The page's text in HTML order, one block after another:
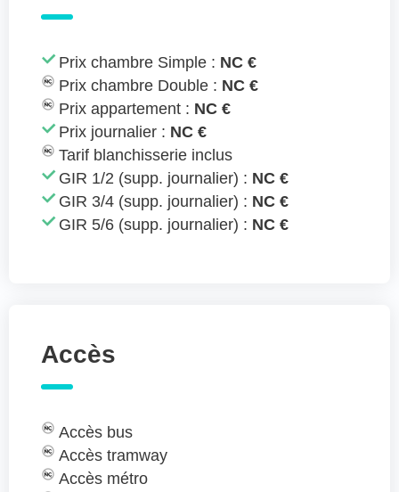
Prix chambre Simple : NC €
Prix chambre Double : NC €
Prix appartement : NC €
Prix journalier : NC €
Tarif blanchisserie inclus
GIR 1/2 (supp. journalier) : NC €
GIR 3/4 (supp. journalier) : NC €
GIR 5/6 (supp. journalier) : NC €
Accès
Accès bus
Accès tramway
Accès métro